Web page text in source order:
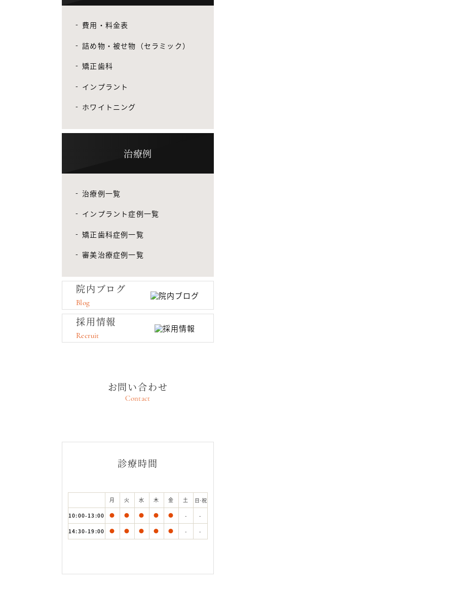
費用・料金表
詰め物・被せ物（セラミック）
矯正歯科
インプラント
ホワイトニング
治療例
治療例一覧
インプラント症例一覧
矯正歯科症例一覧
審美治療症例一覧
院内ブログ
Blog
採用情報
Recruit
お問い合わせ
Contact
診療時間
月 火 水 木 金 土
日·祝
10:00-13:00
● ● ● ● ● - -
14:30-19:00 ● ● ● ● ● - -